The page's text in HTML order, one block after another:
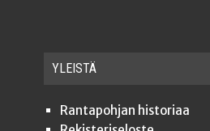
YLEISTÄ
Ran­ta­poh­jan historiaa